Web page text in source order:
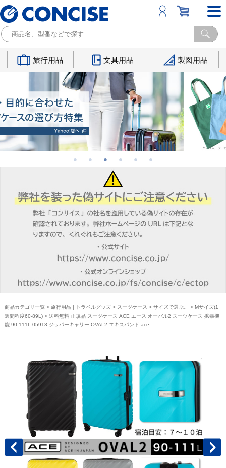
旅行用品 文具用品 製図用品
商品カテゴリ一覧 > 旅行用品 | トラベルグッズ> スーツケース > サイズで選ぶ。 > Mサイズ(1
週間程度60-89L)> 送料無料 正規品 スーツケース ACE エース オーバル2 スーツケース 拡張機
能 90-111L 05913 ジッパーキャリー OVAL2 エキスパンド ace.